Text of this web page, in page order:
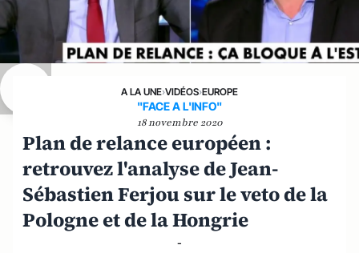
A LA UNE›VIDÉOS›EUROPE
"FACE A L'INFO"
18 novembre 2020
Plan de relance européen :
retrouvez l'analyse de Jean-
Sébastien Ferjou sur le veto de la
Pologne et de la Hongrie
-